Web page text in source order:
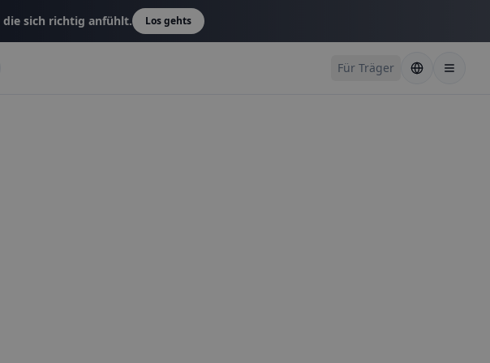
die sich richtig anfühlt. Los gehts
Für Träger